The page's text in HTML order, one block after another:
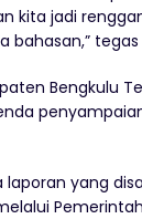
jadi
bahasan,” tegas
Bengkulu
yang